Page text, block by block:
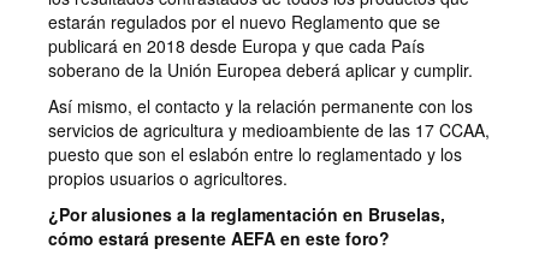
estarán regulados por el nuevo Reglamento que se
publicará en 2018 desde Europa y que cada País
soberano de la Unión Europea deberá aplicar y cumplir.
Así mismo, el contacto y la relación permanente con los
servicios de agricultura y medioambiente de las 17 CCAA,
puesto que son el eslabón entre lo reglamentado y los
propios usuarios o agricultores.
¿Por alusiones a la reglamentación en Bruselas,
cómo estará presente AEFA en este foro?